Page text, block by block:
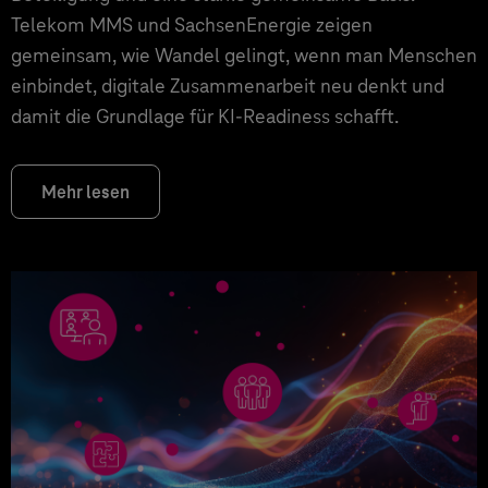
Telekom MMS und SachsenEnergie zeigen
gemeinsam, wie Wandel gelingt, wenn man Menschen
einbindet, digitale Zusammenarbeit neu denkt und
damit die Grundlage für KI‑Readiness schafft.
Mehr lesen